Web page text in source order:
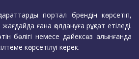
портал брендін көрсетіп,
ғана қолдануға рұқсат етіледі.
бөлігі немесе дәйексөз алынғанда
көрсетілуі керек.